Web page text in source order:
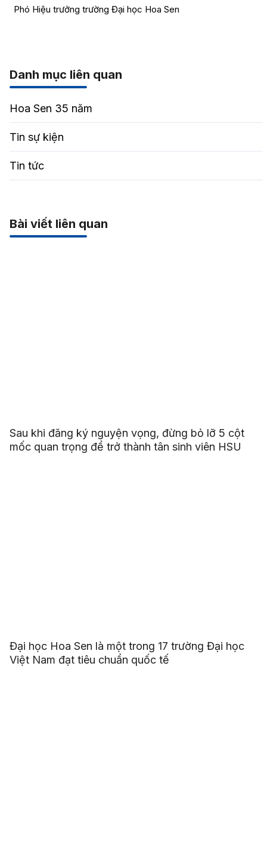
Phó Hiệu trưởng trường Đại học Hoa Sen
Danh mục liên quan
Hoa Sen 35 năm
Tin sự kiện
Tin tức
Bài viết liên quan
Sau khi đăng ký nguyện vọng, đừng bỏ lỡ 5 cột
mốc quan trọng để trở thành tân sinh viên HSU
Đại học Hoa Sen là một trong 17 trường Đại học
Việt Nam đạt tiêu chuẩn quốc tế